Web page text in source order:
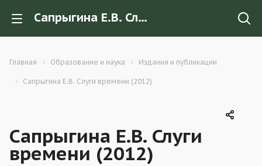
Сапрыгина Е.В. Слуги времени (2012)
Главная Образование и наука Издания и публикации
Сапрыгина Е.В. Слуги времени (2012)
Сапрыгина Е.В. Слуги
времени (2012)